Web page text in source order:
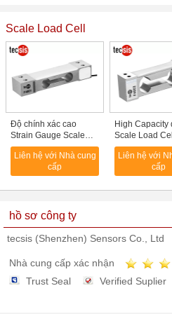
Scale Load Cell
Độ chính xác cao
Strain Gauge Scale
Load Cell Sensor Đối
với trọng lượng hệ
Liên hệ với Nhà cung
cấp
High Capacity
Scale Load
Point
Liên hệ với
cấp
hồ sơ công ty
tecsis (Shenzhen) Sensors Co., Ltd
Nhà cung cấp xác nhận
Trust Seal
Verified Suplier